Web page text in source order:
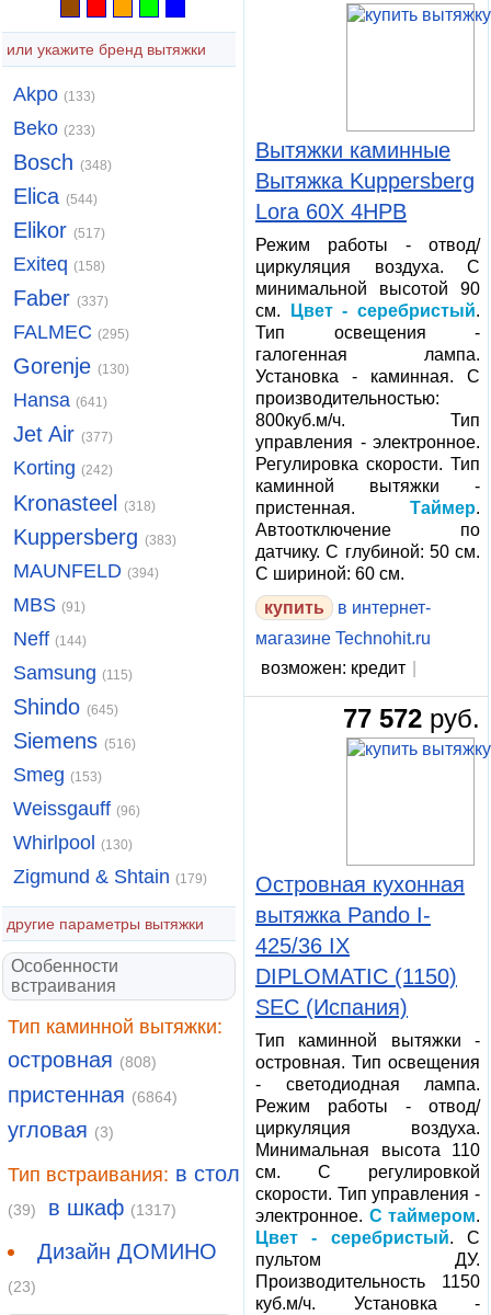
или укажите бренд вытяжки
Akpo(133)
Beko(233)
Bosch(348)
Elica(544)
Elikor(517)
Exiteq(158)
Faber(337)
FALMEC(295)
Gorenje(130)
Hansa(641)
Jet Air(377)
Korting(242)
Kronasteel(318)
Kuppersberg(383)
MAUNFELD(394)
MBS(91)
Neff(144)
Samsung(115)
Shindo(645)
Siemens(516)
Smeg(153)
Weissgauff(96)
Whirlpool(130)
Zigmund & Shtain(179)
другие параметры вытяжки
Особенности
встраивания
Тип каминной вытяжки:
островная (808)
пристенная (6864)
угловая (3)
Тип встраивания: в стол
(39) в шкаф (1317)
Дизайн ДОМИНО
(23)
Вытяжки каминные
Вытяжка Kuppersberg
Lora 60X 4HPB
Режим работы - отвод/
циркуляция воздуха. С
минимальной высотой 90
см.
Цвет - серебристый.
Тип освещения -
галогенная лампа.
Установка - каминная. С
производительностью:
800куб.м/ч. Тип
управления - электронное.
Регулировка скорости. Тип
каминной вытяжки -
пристенная. Таймер.
Автоотключение по
датчику. С глубиной: 50 см.
С шириной: 60 см.
купить
в интернет-
магазине Technohit.ru
возможен: кредит
77 572 руб.
Островная кухонная
вытяжка Pando I-
425/36 IX
DIPLOMATIC (1150)
SEC (Испания)
Тип каминной вытяжки -
островная. Тип освещения
- светодиодная лампа.
Режим работы - отвод/
циркуляция воздуха.
Минимальная высота 110
см. С регулировкой
скорости. Тип управления -
электронное. С таймером.
Цвет - серебристый. С
пультом ДУ.
Производительность 1150
куб.м/ч. Установка -